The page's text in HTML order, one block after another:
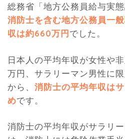
総務省「地方公務員給与実
消防士を含む地方公務員一
収は約660万円でした。
日本人の平均年収が女性や
万円、サラリーマン男性に
から、消防士の平均年収は
めです。
消防士の平均年収がサラリ